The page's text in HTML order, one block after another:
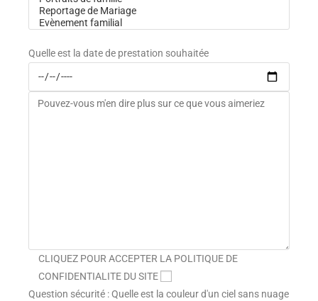
Quelle est la date de prestation souhaitée
CLIQUEZ POUR ACCEPTER LA POLITIQUE DE
CONFIDENTIALITE DU SITE
Question sécurité : Quelle est la couleur d'un ciel sans nuage